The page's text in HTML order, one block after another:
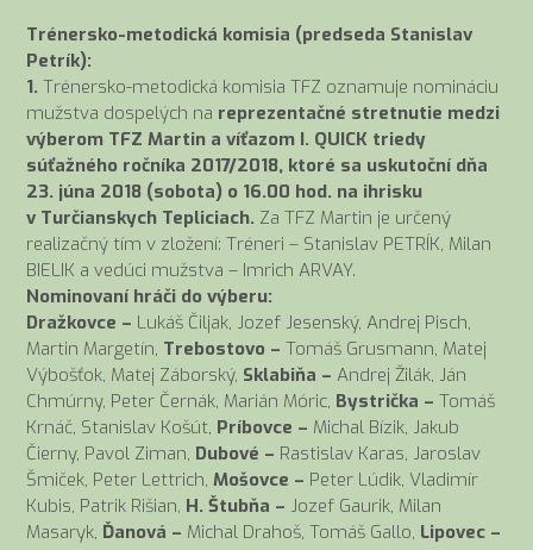
Trénersko-metodická komisia (predseda Stanislav
Petrík):
1. Trénersko-metodická komisia TFZ oznamuje nomináciu
mužstva dospelých na reprezentačné stretnutie medzi
výberom TFZ Martin a víťazom I. QUICK triedy
súťažného ročníka 2017/2018, ktoré sa uskutoční dňa
23. júna 2018 (sobota) o 16.00 hod. na ihrisku
v Turčianskych Tepliciach. Za TFZ Martin je určený
realizačný tím v zložení: Tréneri – Stanislav PETRÍK, Milan
BIELIK a vedúci mužstva – Imrich ARVAY.
Nominovaní hráči do výberu:
Dražkovce – Lukáš Čiljak, Jozef Jesenský, Andrej Pisch,
Martin Margetín, Trebostovo – Tomáš Grusmann, Matej
Výbošťok, Matej Záborský, Sklabiňa – Andrej Žilák, Ján
Chmúrny, Peter Černák, Marián Móric, Bystrička – Tomáš
Krnáč, Stanislav Košút, Príbovce – Michal Bízik, Jakub
Čierny, Pavol Ziman, Dubové – Rastislav Karas, Jaroslav
Šmiček, Peter Lettrich, Mošovce – Peter Lúdik, Vladimír
Kubis, Patrik Rišian, H. Štubňa – Jozef Gaurik, Milan
Masaryk, Ďanová – Michal Drahoš, Tomáš Gallo, Lipovec –